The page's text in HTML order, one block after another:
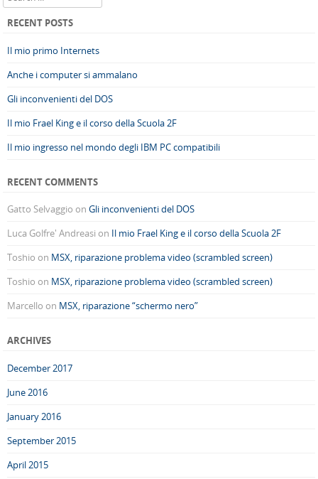
RECENT POSTS
Il mio primo Internets
Anche i computer si ammalano
Gli inconvenienti del DOS
Il mio Frael King e il corso della Scuola 2F
Il mio ingresso nel mondo degli IBM PC compatibili
RECENT COMMENTS
Gatto Selvaggio on Gli inconvenienti del DOS
Luca Golfre' Andreasi on Il mio Frael King e il corso della Scuola 2F
Toshio on MSX, riparazione problema video (scrambled screen)
Toshio on MSX, riparazione problema video (scrambled screen)
Marcello on MSX, riparazione “schermo nero”
ARCHIVES
December 2017
June 2016
January 2016
September 2015
April 2015